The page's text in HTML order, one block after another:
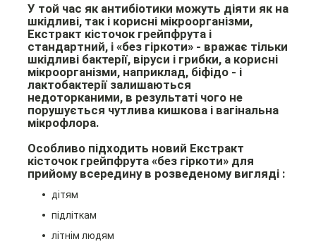
У той час як антибіотики можуть діяти як на
шкідливі, так і корисні мікроорганізми,
Екстракт кісточок грейпфрута і
стандартний, і «без гіркоти» - вражає тільки
шкідливі бактерії, віруси і грибки, а корисні
мікроорганізми, наприклад, біфідо - і
лактобактерії залишаються
недоторканими, в результаті чого не
порушується чутлива кишкова і вагінальна
мікрофлора.
Особливо підходить новий Екстракт
кісточок грейпфрута «без гіркоти» для
прийому всередину в розведеному вигляді :
дітям
підліткам
літнім людям